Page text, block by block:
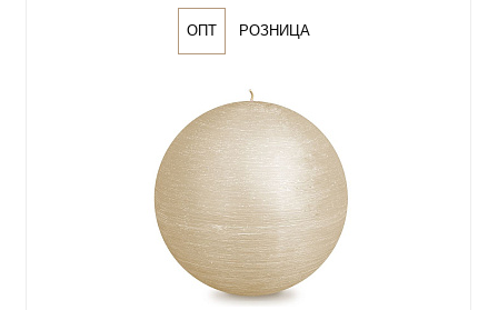
ОПТ РОЗНИЦА